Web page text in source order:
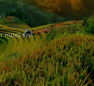
HUNG KHA